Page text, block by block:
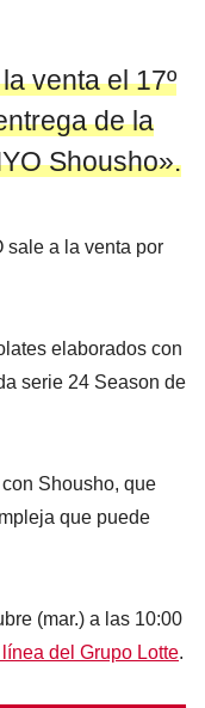
venta el 17º
de la
Shousho».
sale a la venta por
elaborados con
serie 24 Season de
Shousho, que
que puede
(mar.) a las 10:00
del Grupo Lotte.